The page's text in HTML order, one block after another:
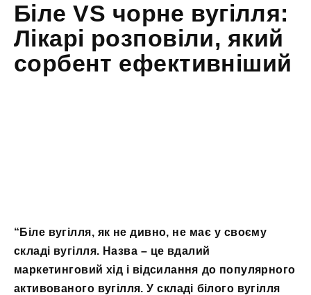
Біле VS чорне вугілля:
Лікарі розповіли, який
сорбент ефективніший
“Біле вугілля, як не дивно, не має у своєму
складі вугілля. Назва – це вдалий
маркетинговий хід і відсилання до популярного
активованого вугілля. У складі білого вугілля